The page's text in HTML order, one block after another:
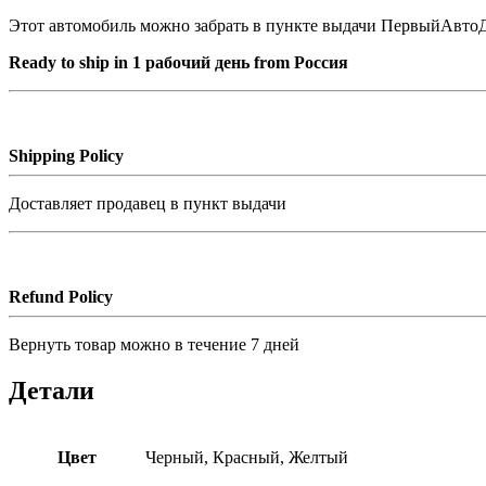
Этот автомобиль можно забрать в пункте выдачи
Ready to ship in 1 рабочий день from Россия
Shipping Policy
Доставляет продавец в пункт выдачи
Refund Policy
Вернуть товар можно в течение 7 дней
Детали
Цвет Черный, Красный, Желтый